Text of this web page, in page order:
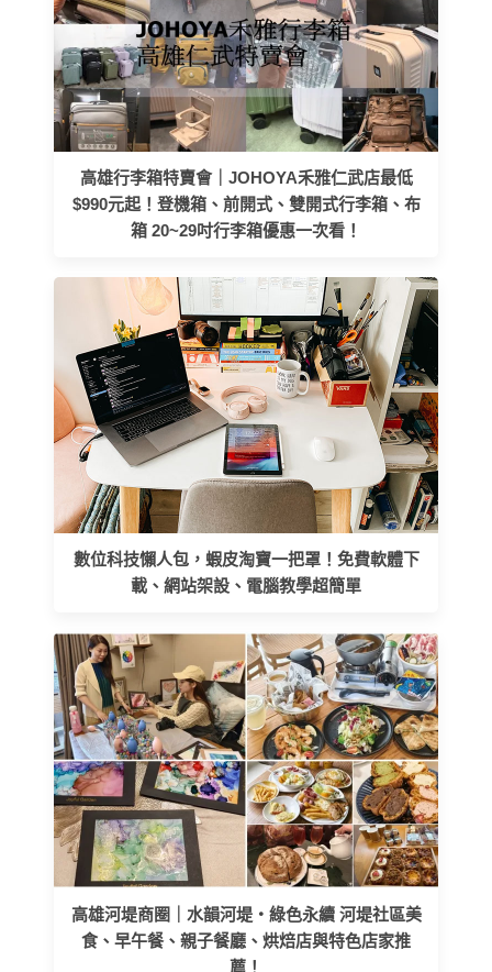
高雄行李箱特賣會｜JOHOYA禾雅仁武店最低
$990元起！登機箱、前開式、雙開式行李箱、布
箱 20~29吋行李箱優惠一次看！
數位科技懶人包，蝦皮淘寶一把罩！免費軟體下
載、網站架設、電腦教學超簡單
高雄河堤商圈｜水韻河堤‧綠色永續 河堤社區美
食、早午餐、親子餐廳、烘焙店與特色店家推
薦！